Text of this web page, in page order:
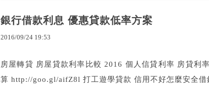
銀行借款利息 優惠貸款低率方案
2016/09/24 19:53
房屋轉貸 房屋貸款利率比較 2016 個人信貸利率 房貸利
算 http://goo.gl/aifZ8l 打工遊學貸款 信用不好怎麼安全借